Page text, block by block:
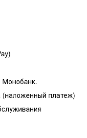
Монобанк.
(наложенный платеж)